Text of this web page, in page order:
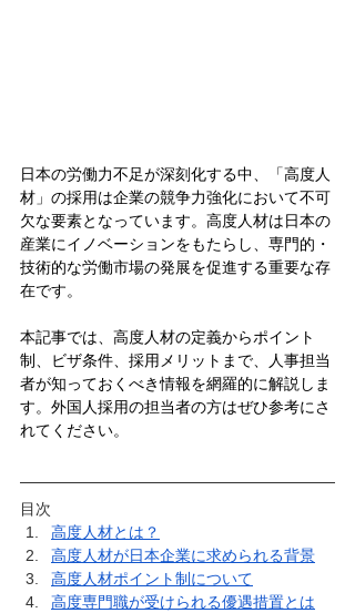
日本の労働力不足が深刻化する中、「高度人
材」の採用は企業の競争力強化において不可
欠な要素となっています。高度人材は日本の
産業にイノベーションをもたらし、専門的・
技術的な労働市場の発展を促進する重要な存
在です。
本記事では、高度人材の定義からポイント
制、ビザ条件、採用メリットまで、人事担当
者が知っておくべき情報を網羅的に解説しま
す。外国人採用の担当者の方はぜひ参考にさ
れてください。
目次
高度人材とは？
高度人材が日本企業に求められる背景
高度人材ポイント制について
高度専門職が受けられる優遇措置とは